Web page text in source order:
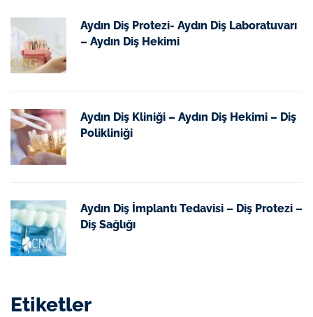
Aydın Diş Protezi- Aydın Diş Laboratuvarı
– Aydın Diş Hekimi
Aydın Diş Kliniği – Aydın Diş Hekimi – Diş
Polikliniği
Aydın Diş İmplantı Tedavisi – Diş Protezi –
Diş Sağlığı
Etiketler